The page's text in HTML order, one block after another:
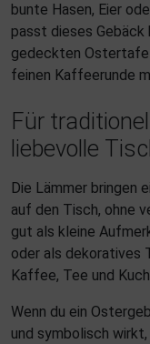
bunte Hasen, Eier
passt dieses Gebäck
gedeckten
feinen Kaffeerunde
Für
liebevolle
Die Lämmer bringen
auf den Tisch, ohne
gut als kleine
oder als dekoratives
Kaffee, Tee und
Wenn du ein
und symbolisch